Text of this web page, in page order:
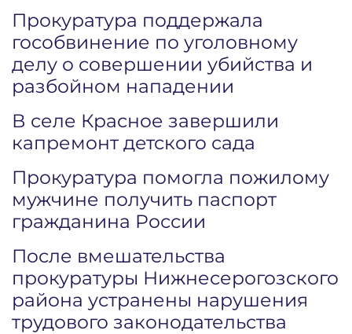
Прокуратура поддержала
гособвинение по уголовному
делу о совершении убийства и
разбойном нападении
В селе Красное завершили
капремонт детского сада
Прокуратура помогла пожилому
мужчине получить паспорт
гражданина России
После вмешательства
прокуратуры Нижнесерогозского
района устранены нарушения
трудового законодательства